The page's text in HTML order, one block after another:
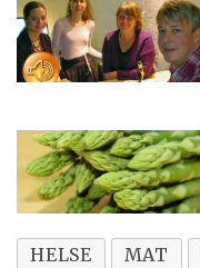
HELSE MAT